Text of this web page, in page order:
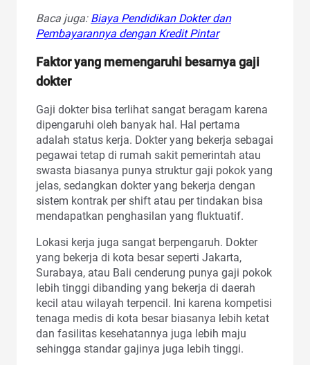
Baca juga: Biaya Pendidikan Dokter dan
Pembayarannya dengan Kredit Pintar
Faktor yang memengaruhi besarnya gaji
dokter
Gaji dokter bisa terlihat sangat beragam karena
dipengaruhi oleh banyak hal. Hal pertama
adalah status kerja. Dokter yang bekerja sebagai
pegawai tetap di rumah sakit pemerintah atau
swasta biasanya punya struktur gaji pokok yang
jelas, sedangkan dokter yang bekerja dengan
sistem kontrak per shift atau per tindakan bisa
mendapatkan penghasilan yang fluktuatif.
Lokasi kerja juga sangat berpengaruh. Dokter
yang bekerja di kota besar seperti Jakarta,
Surabaya, atau Bali cenderung punya gaji pokok
lebih tinggi dibanding yang bekerja di daerah
kecil atau wilayah terpencil. Ini karena kompetisi
tenaga medis di kota besar biasanya lebih ketat
dan fasilitas kesehatannya juga lebih maju
sehingga standar gajinya juga lebih tinggi.